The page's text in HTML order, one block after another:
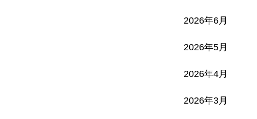
2026年6月
2026年5月
2026年4月
2026年3月